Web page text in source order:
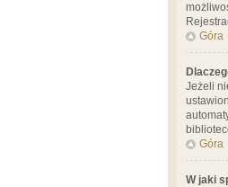
Góra
Jeżeli
Góra
W jaki